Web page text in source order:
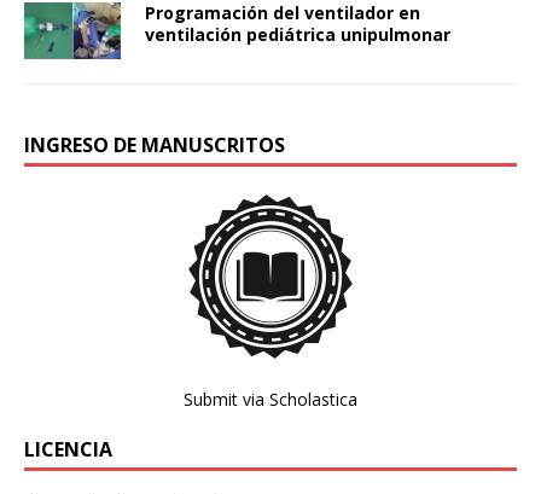
Programación del ventilador en
ventilación pediátrica unipulmonar
INGRESO DE MANUSCRITOS
Submit via Scholastica
LICENCIA